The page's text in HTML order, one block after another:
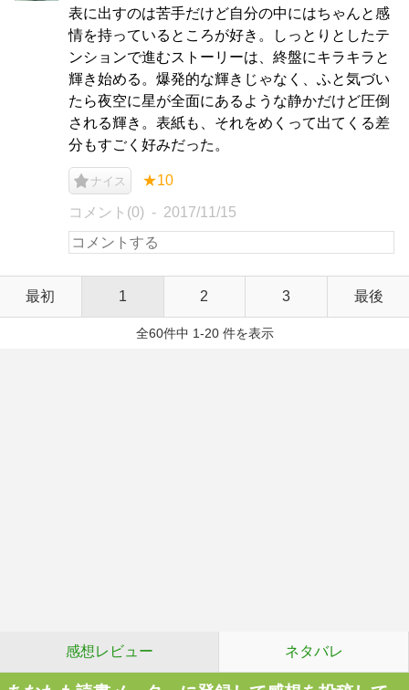
表に出すのは苦手だけど自分の中にはちゃんと感
情を持っているところが好き。しっとりとしたテ
ンションで進むストーリーは、終盤にキラキラと
輝き始める。爆発的な輝きじゃなく、ふと気づい
たら夜空に星が全面にあるような静かだけど圧倒
される輝き。表紙も、それをめくって出てくる差
分もすごく好みだった。
ナイス ★10
コメント(0) 2017/11/15
最初 1 2 3 最後
全60件中 1-20 件を表示
感想レビュー ネタバレ